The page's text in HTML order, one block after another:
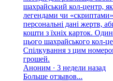
шахрайський кол-центр,
легендами чи
персональні дані жертв,
кошти з їхніх карток.
цього шахрайського кол-
Спілкування з цим
грошей.
Аноним · 3 недели назад
Больше отзывов...